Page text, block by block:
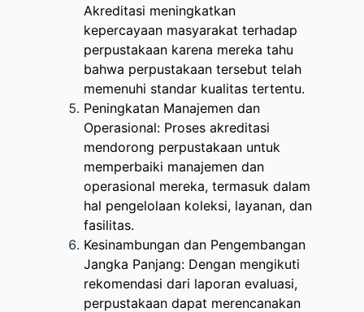
Akreditasi meningkatkan
kepercayaan masyarakat terhadap
perpustakaan karena mereka tahu
bahwa perpustakaan tersebut telah
memenuhi standar kualitas tertentu.
Peningkatan Manajemen dan
Operasional: Proses akreditasi
mendorong perpustakaan untuk
memperbaiki manajemen dan
operasional mereka, termasuk dalam
hal pengelolaan koleksi, layanan, dan
fasilitas.
Kesinambungan dan Pengembangan
Jangka Panjang: Dengan mengikuti
rekomendasi dari laporan evaluasi,
perpustakaan dapat merencanakan